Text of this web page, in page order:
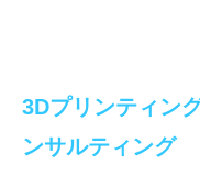
3Dプリンティン
ンサルティング